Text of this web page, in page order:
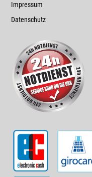
Impressum
Datenschutz